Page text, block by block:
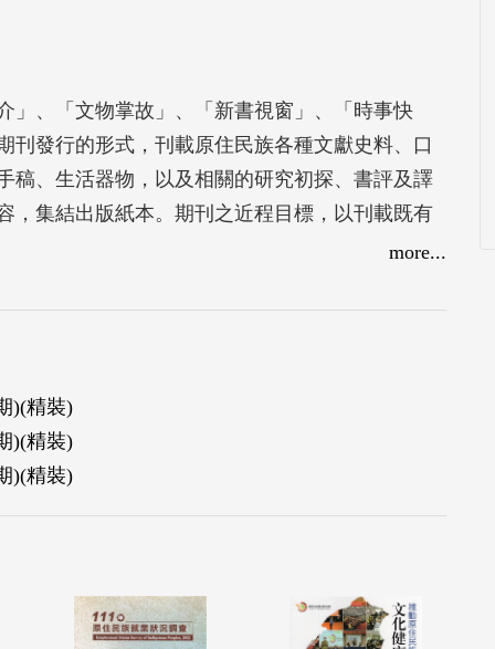
」、「文物掌故」、「新書視窗」、「時事快
刊發行的形式，刊載原住民族各種文獻史料、口
稿、生活器物，以及相關的研究初探、書評及譯
，集結出版紙本。期刊之近程目標，以刊載既有
more...
)(精裝)
)(精裝)
)(精裝)